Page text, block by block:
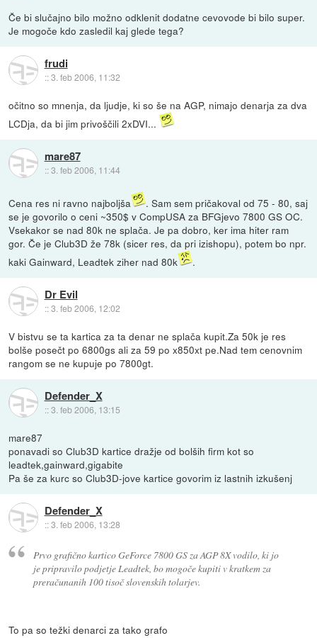
Če bi slučajno bilo možno odklenit dodatne cevovode bi bilo super.
Je mogoče kdo zasledil kaj glede tega?
frudi
::3. feb 2006, 11:32
očitno so mnenja, da ljudje, ki so še na AGP, nimajo denarja za dva
LCDja, da bi jim privoščili 2xDVI...
mare87
::3. feb 2006, 11:44
Cena res ni ravno najboljša
. Sam sem pričakoval od 75 - 80, saj
se je govorilo o ceni ~350$ v CompUSA za BFGjevo 7800 GS OC.
Vsekakor se nad 80k ne splača. Je pa dobro, ker ima hiter ram
gor. Če je Club3D že 78k (sicer res, da pri izishopu), potem bo npr.
kaki Gainward, Leadtek ziher nad 80k
.
Dr Evil
::3. feb 2006, 12:02
V bistvu se ta kartica za ta denar ne splača kupit.Za 50k je res
bolše posečt po 6800gs ali za 59 po x850xt pe.Nad tem cenovnim
rangom se ne kupuje po 7800gt.
Defender_X
::3. feb 2006, 13:15
mare87
ponavadi so Club3D kartice dražje od bolših firm kot so
leadtek,gainward,gigabite
Pa še za kurc so Club3D-jove kartice govorim iz lastnih izkušenj
Defender_X
::3. feb 2006, 13:28
Prvo grafično kartico GeForce 7800 GS za AGP 8X vodilo, ki jo
je pripravilo podjetje Leadtek, bo mogoče kupiti v kratkem za
preračunanih 100 tisoč slovenskih tolarjev.
To pa so težki denarci za tako grafo